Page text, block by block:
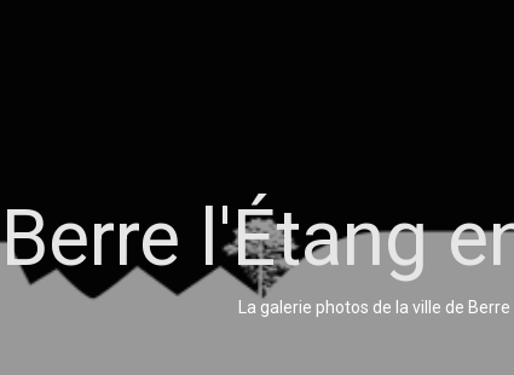
Berre l'Étang
La galerie photos de la ville de Berre